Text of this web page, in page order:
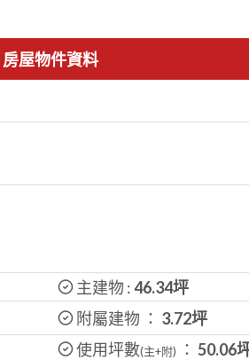
房屋物件資料
主建物 :46.34坪
附屬建物 ： 3.72坪
使用坪數(主+附) ： 50.06